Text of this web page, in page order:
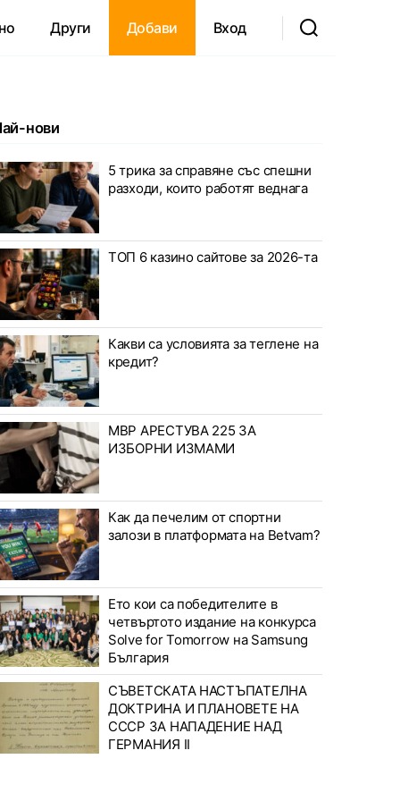
Други Добави Вход
нови
5 трика за справяне със спешни
разходи, които работят веднага
ТОП 6 казино сайтове за 2026-та
Какви са условията за теглене на
кредит?
МВР АРЕСТУВА 225 ЗА
ИЗБОРНИ ИЗМАМИ
Как да печелим от спортни
залози в платформата на Betvam?
Ето кои са победителите в
четвъртото издание на конкурса
Solve for Tomorrow на Samsung
България
СЪВЕТСКАТА НАСТЪПАТЕЛНА
ДОКТРИНА И ПЛАНОВЕТЕ НА
СССР ЗА НАПАДЕНИЕ НАД
ГЕРМАНИЯ II